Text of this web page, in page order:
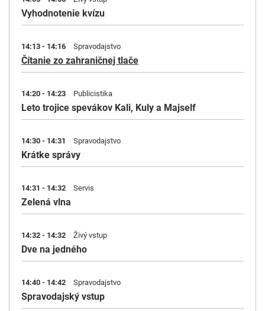
Vyhodnotenie kvízu
14:13 - 14:16 Spravodajstvo
Čítanie zo zahraničnej tlače
14:20 - 14:23 Publicistika
Leto trojice spevákov Kali, Kuly a Majself
14:30 - 14:31 Spravodajstvo
Krátke správy
14:31 - 14:32 Servis
Zelená vlna
14:32 - 14:32 Živý vstup
Dve na jedného
14:40 - 14:42 Spravodajstvo
Spravodajský vstup